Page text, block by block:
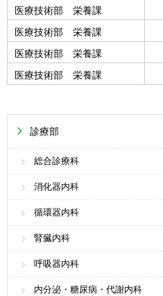
医療技術部 栄養課
医療技術部 栄養課
医療技術部 栄養課
医療技術部 栄養課
診療部
総合診療科
消化器内科
循環器内科
腎臓内科
呼吸器内科
内分泌・糖尿病・代謝内科